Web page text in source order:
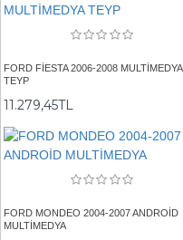
FORD FİESTA 2006-2008 MULTİMEDYA
TEYP
11.279,45TL
FORD MONDEO 2004-2007 ANDROİD
MULTİMEDYA